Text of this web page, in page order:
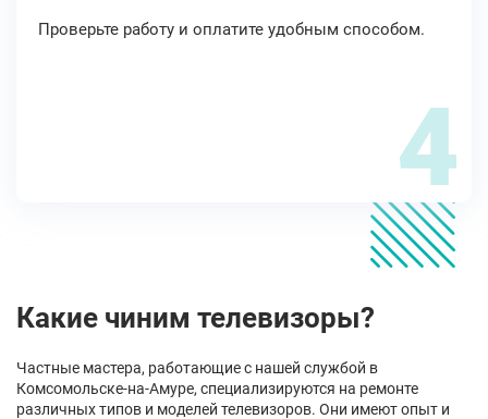
Проверьте работу и оплатите удобным способом.
4
Какие чиним телевизоры?
Частные мастера, работающие с нашей службой в
Комсомольске-на-Амуре, специализируются на ремонте
различных типов и моделей телевизоров. Они имеют опыт и